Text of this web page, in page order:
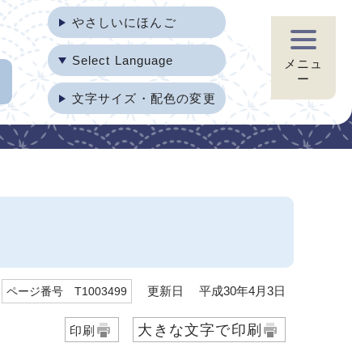
やさしいにほんご
Select Language
文字サイズ・配色の変更
メニュ
ー
ページ番号 T1003499 更新日 平成30年4月3日
印刷 大きな文字で印刷